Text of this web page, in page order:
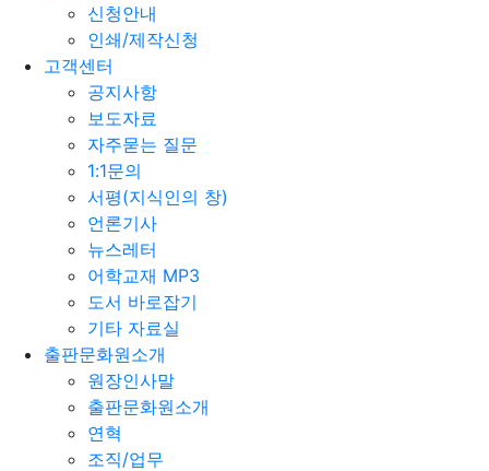
신청안내
인쇄/제작신청
고객센터
공지사항
보도자료
자주묻는 질문
1:1문의
서평(지식인의 창)
언론기사
뉴스레터
어학교재 MP3
도서 바로잡기
기타 자료실
출판문화원소개
원장인사말
출판문화원소개
연혁
조직/업무